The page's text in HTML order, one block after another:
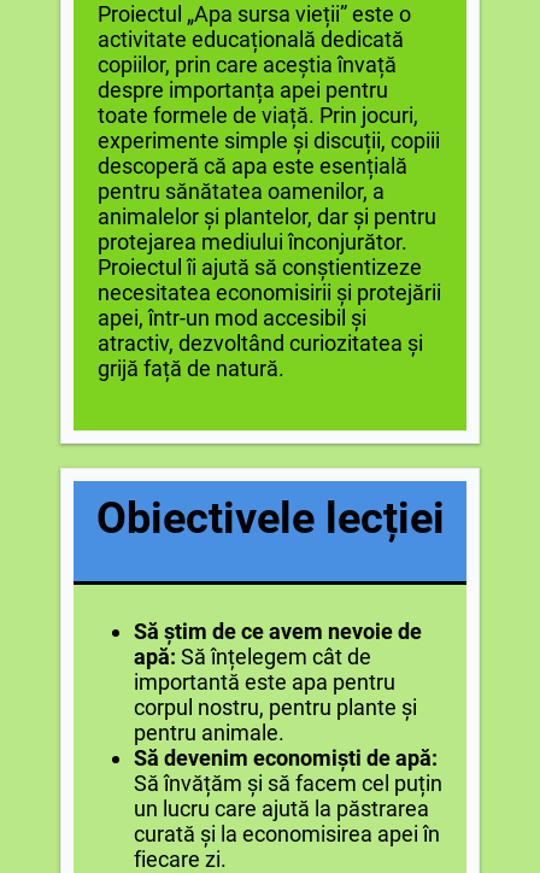
Proiectul „Apa sursa vieții” este o
activitate educațională dedicată
copiilor, prin care aceștia învață
despre importanța apei pentru
toate formele de viață. Prin jocuri,
experimente simple și discuții, copiii
descoperă că apa este esențială
pentru sănătatea oamenilor, a
animalelor și plantelor, dar și pentru
protejarea mediului înconjurător.
Proiectul îi ajută să conștientizeze
necesitatea economisirii și protejării
apei, într-un mod accesibil și
atractiv, dezvoltând curiozitatea și
grijă față de natură.​
Obiectivele lecției
Să știm de ce avem nevoie de
apă: Să înțelegem cât de
importantă este apa pentru
corpul nostru, pentru plante și
pentru animale.
Să devenim economiști de apă:
Să învățăm și să facem cel puțin
un lucru care ajută la păstrarea
curată și la economisirea apei în
fiecare zi.